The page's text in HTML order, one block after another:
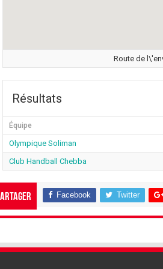
Route de
Résultats
Équipe
Olympique Soliman
Club Handball Chebba
Facebook Twitter